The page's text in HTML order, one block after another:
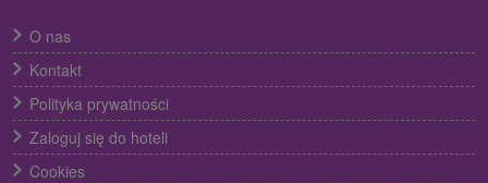
O nas
Kontakt
Polityka prywatności
Zaloguj się do hoteli
Cookies